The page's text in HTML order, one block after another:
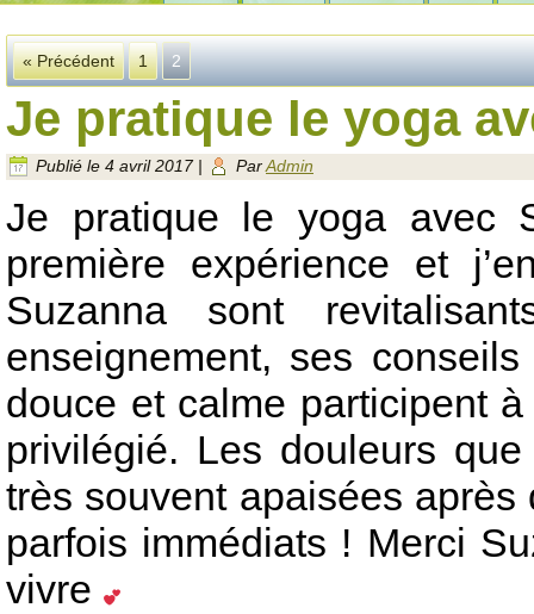
« Précédent 1 2
Je pratique le yoga
Publié le 4 avril 2017| ParAdmin
Je pratique le yoga avec
première expérience et
Suzanna sont
enseignement, ses
douce et calme participent
privilégié. Les douleurs
très souvent apaisées
parfois immédiats ! Merci
vivre